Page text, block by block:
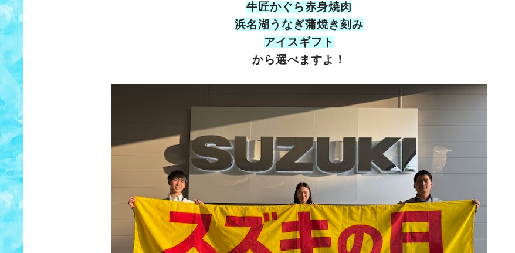
牛匠かぐら赤身焼肉
浜名湖うなぎ蒲焼き刻み
アイスギフト
から選べますよ！